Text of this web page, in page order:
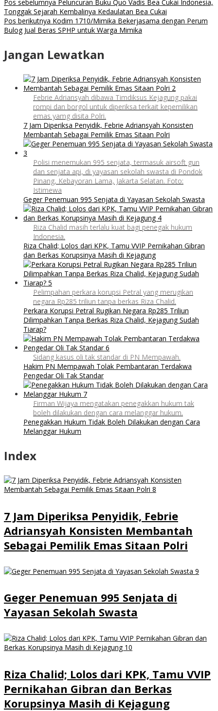
Pos sebelumnya Peluncuran Buku Quo Vadis Bea Cukai Indonesia,
Tonggak Sejarah Kembalinya Kedaulatan Bea Cukai
Pos berikutnya Kodim 1710/Mimika Bekerjasama dengan Perum
Bulog Jual Beras SPHP untuk Warga Mimika
Jangan Lewatkan
Febrie Adriansyah dibawa Timdiksus Kejagung pakai
rompi dan borgol untuk diperiksa terkait kepemilikan
emas yamg disita Polri.
7 Jam Diperiksa Penyidik, Febrie Adriansyah Konsisten
Membantah Sebagai Pemilik Emas Sitaan Polri
Polisi menemukan 995 senjata, termasuk airsoft gun
dan senjata api, di yayasan sekolah swasta di Pondok
Pinang, Kebayoran Lama, Jakarta Selatan. Foto:
Istimewa
Geger Penemuan 995 Senjata di Yayasan Sekolah Swasta
Riza Chalid masih terlalu kuat bagi penegak hukum
Indonesia.
Riza Chalid; Lolos dari KPK, Tamu VVIP Pernikahan Gibran
dan Berkas Korupsinya Masih di Kejagung
Pelimpahan perkara korupsi Petral yang merugikan
negara Rp285 triliun tanpa berkas Riza Chalid.
Perkara Korupsi Petral Rugikan Negara Rp285 Triliun
Dilimpahkan Tanpa Berkas Riza Chalid, Kejagung Sudah
Tiarap?
Sidang kasus oli tak standar di PN Mempawah.
Hakim PN Mempawah Tolak Pembantaran Terdakwa
Pengedar Oli Tak Standar
Firman Wijaya mengatakan penegakkan hukum tak
boleh dilakukan dengan cara melanggar hukum.
Penegakkan Hukum Tidak Boleh Dilakukan dengan Cara
Melanggar Hukum
Index
7 Jam Diperiksa Penyidik, Febrie
Adriansyah Konsisten Membantah
Sebagai Pemilik Emas Sitaan Polri
Geger Penemuan 995 Senjata di
Yayasan Sekolah Swasta
Riza Chalid; Lolos dari KPK, Tamu VVIP
Pernikahan Gibran dan Berkas
Korupsinya Masih di Kejagung